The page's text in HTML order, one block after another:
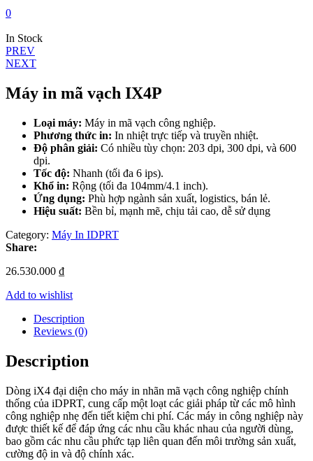
0
In Stock
Điều
hướng
bài
PREV
NEXT
Máy in mã vạch IX4P
Loại máy: Máy in mã vạch công nghiệp.
Phương thức in: In nhiệt trực tiếp và truyền nhiệt.
Độ phân giải: Có nhiều tùy chọn: 203 dpi, 300 dpi, và 600
dpi.
Tốc độ: Nhanh (tối đa 6 ips).
Khổ in: Rộng (tối đa 104mm/4.1 inch).
Ứng dụng: Phù hợp ngành sản xuất, logistics, bán lẻ.
Hiệu suất: Bền bỉ, mạnh mẽ, chịu tải cao, dễ sử dụng
Category: Máy In IDPRT
Share:
26.530.000 ₫
Add to wishlist
Description
Reviews (0)
Description
Dòng iX4 đại diện cho máy in nhãn mã vạch công nghiệp chính
thống của iDPRT, cung cấp một loạt các giải pháp từ các mô hình
công nghiệp nhẹ đến tiết kiệm chi phí. Các máy in công nghiệp này
được thiết kế để đáp ứng các nhu cầu khác nhau của người dùng,
bao gồm các nhu cầu phức tạp liên quan đến môi trường sản xuất,
cường độ in và độ chính xác.